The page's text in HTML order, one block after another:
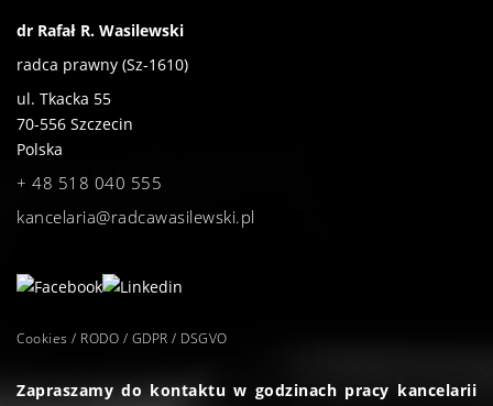
dr Rafał R. Wasilewski
radca prawny (Sz-1610)
ul. Tkacka 55
70-556 Szczecin
Polska
+ 48 518 040 555
kancelaria@radcawasilewski.pl
Cookies / RODO / GDPR / DSGVO
Zapraszamy do kontaktu w godzinach pracy kancelarii